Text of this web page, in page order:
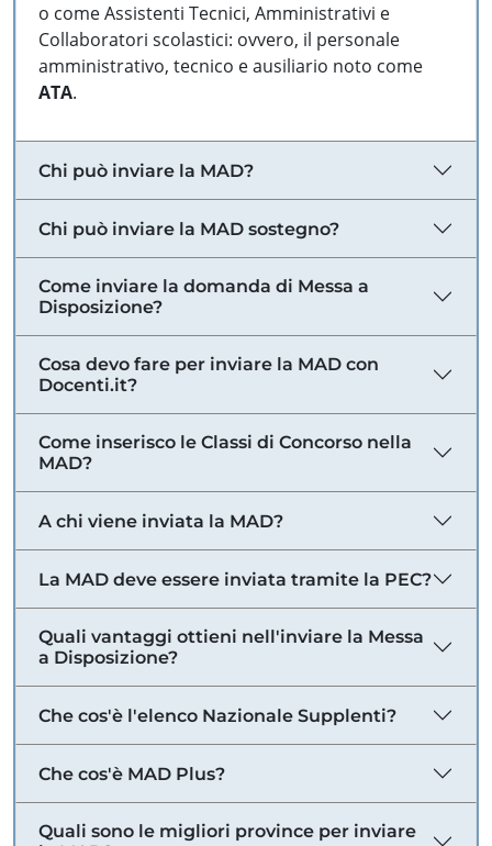
o come Assistenti Tecnici, Amministrativi e
Collaboratori scolastici: ovvero, il personale
amministrativo, tecnico e ausiliario noto come
ATA.
Chi può inviare la MAD?
Chi può inviare la MAD sostegno?
Come inviare la domanda di Messa a
Disposizione?
Cosa devo fare per inviare la MAD con
Docenti.it?
Come inserisco le Classi di Concorso nella
MAD?
A chi viene inviata la MAD?
La MAD deve essere inviata tramite la PEC?
Quali vantaggi ottieni nell'inviare la Messa
a Disposizione?
Che cos'è l'elenco Nazionale Supplenti?
Che cos'è MAD Plus?
Quali sono le migliori province per inviare